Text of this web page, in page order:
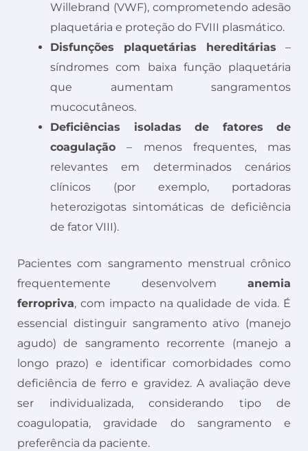
Willebrand (VWF), comprometendo adesão
plaquetária e proteção do FVIII plasmático.
Disfunções plaquetárias hereditárias –
síndromes com baixa função plaquetária
que aumentam sangramentos
mucocutâneos.
Deficiências isoladas de fatores de
coagulação – menos frequentes, mas
relevantes em determinados cenários
clínicos (por exemplo, portadoras
heterozigotas sintomáticas de deficiência
de fator VIII).
Pacientes com sangramento menstrual crônico
frequentemente desenvolvem anemia
ferropriva, com impacto na qualidade de vida. É
essencial distinguir sangramento ativo (manejo
agudo) de sangramento recorrente (manejo a
longo prazo) e identificar comorbidades como
deficiência de ferro e gravidez. A avaliação deve
ser individualizada, considerando tipo de
coagulopatia, gravidade do sangramento e
preferência da paciente.